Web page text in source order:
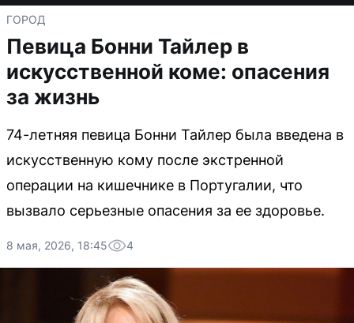
ГОРОД
Певица Бонни Тайлер в
искусственной коме: опасения
за жизнь
74-летняя певица Бонни Тайлер была введена в
искусственную кому после экстренной
операции на кишечнике в Португалии, что
вызвало серьезные опасения за ее здоровье.
8 мая, 2026, 18:45 4